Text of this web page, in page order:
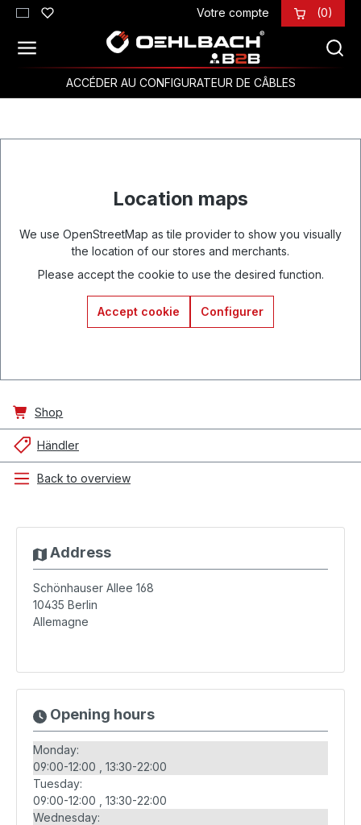
Passer au contenu principal Votre compte (0)
ACCÉDER AU CONFIGURATEUR DE CÂBLES
Location maps
We use OpenStreetMap as tile provider to show you visually
the location of our stores and merchants.
Please accept the cookie to use the desired function.
Accept cookie Configurer
Shop
Händler
Back to overview
Address
Schönhauser Allee 168
10435 Berlin
Allemagne
Opening hours
Monday:
09:00-12:00
13:30-22:00
Tuesday:
09:00-12:00
13:30-22:00
Wednesday: